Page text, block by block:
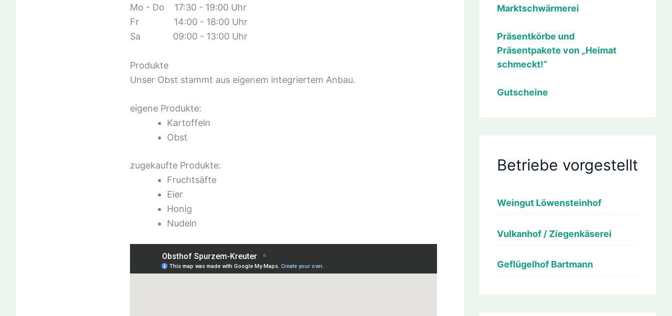
Mo - Do 17:30 - 19:00 Uhr
Fr 14:00 - 18:00 Uhr
Sa 09:00 - 13:00 Uhr
Produkte
Unser Obst stammt aus eigenem integriertem Anbau.
eigene Produkte:
Kartoffeln
Obst
zugekaufte Produkte:
Fruchtsäfte
Eier
Honig
Nudeln
Marktschwärmerei
Präsentkörbe und
Präsentpakete von „Heimat
schmeckt!“
Gutscheine
Betriebe vorgestellt
Weingut Löwensteinhof
Vulkanhof / Ziegenkäserei
Geflügelhof Bartmann